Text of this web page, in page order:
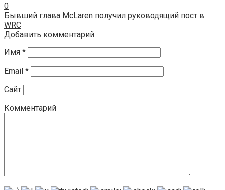
0
Бывший глава McLaren получил руководящий пост в
WRC
Добавить комментарий
Имя *
Email *
Сайт
Комментарий